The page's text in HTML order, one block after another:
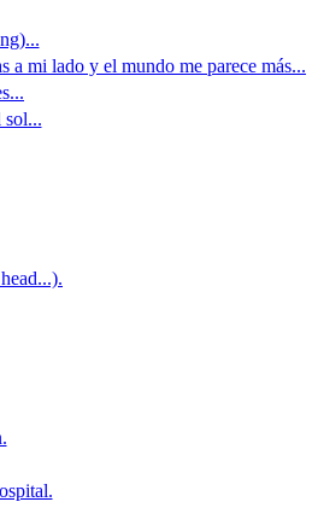
a mi lado y el mundo me parece más...
sol...